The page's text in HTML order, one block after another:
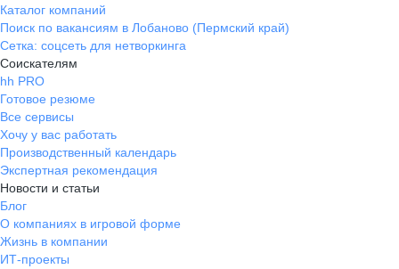
Каталог компаний
Поиск по вакансиям в Лобаново (Пермский край)
Сетка: соцсеть для нетворкинга
Соискателям
hh PRO
Готовое резюме
Все сервисы
Хочу у вас работать
Производственный календарь
Экспертная рекомендация
Новости и статьи
Блог
О компаниях в игровой форме
Жизнь в компании
ИТ-проекты